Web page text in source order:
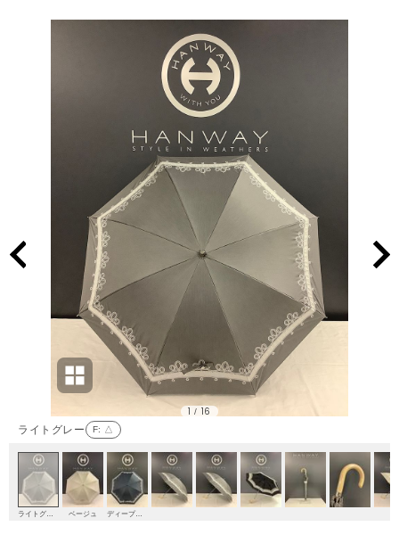
ライトグレー F: △
1 / 16
ベージュ